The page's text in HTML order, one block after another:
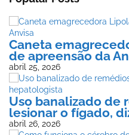
Caneta
de apreensão da
abril 25, 2026
Uso banalizado de
lesionar o fígado,
abril 26, 2026